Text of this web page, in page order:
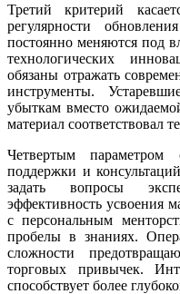
Третий критерий
регулярности
постоянно меняются под
технологических
обязаны отражать
инструменты.
убыткам вместо
материал соответствовал
Четвертым параметром
поддержки и
задать вопросы
эффективность усвоения
с персональным
пробелы в знаниях.
сложности
торговых привычек.
способствует более